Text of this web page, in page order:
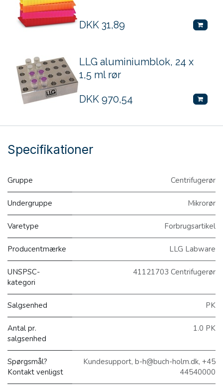
DKK 31,89
LLG aluminiumblok, 24 x
1,5 ml rør
DKK 970,54
Specifikationer
Gruppe Centrifugerør
Undergruppe Mikrorør
Varetype Forbrugsartikel
Producentmærke LLG Labware
UNSPSC-
kategori
41121703 Centrifugerør
Salgsenhed PK
Antal pr.
salgsenhed
1.0 PK
Spørgsmål?
Kontakt venligst
Kundesupport, b-h@buch-holm.dk, +45
44540000